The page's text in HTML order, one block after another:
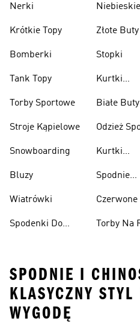
Nerki
Krótkie Topy
Bomberki
Tank Topy
Torby Sportowe
Stroje Kąpielowe
Snowboarding
Bluzy
Wiatrówki
Spodenki Do
Złote Buty
Stopki
Kurtki
Białe Buty
Odzież
Kurtki
Spodnie
Torby Na
SPODNIE I
KLASYCZNY
WYGODĘ